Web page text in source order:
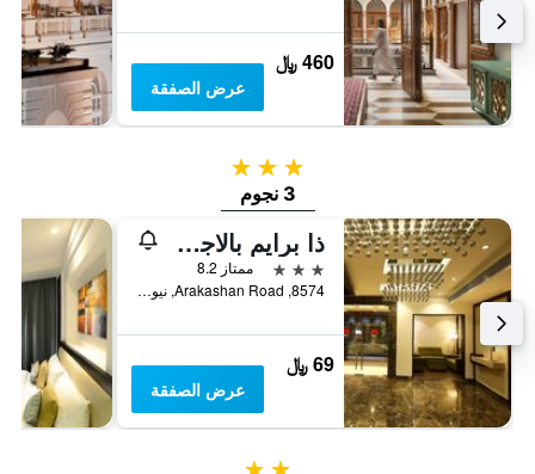
460 ﷼
عرض الصفقة
3 نجوم
3 نجوم
ذا برايم بالاجي ديلوكس آت نيو ديلهي رايلواي ستيشن
3 نجوم
ممتاز 8.2
8574, Arakashan Road, نيو دلهي, الهند
69 ﷼
عرض الصفقة
2 نجمتين